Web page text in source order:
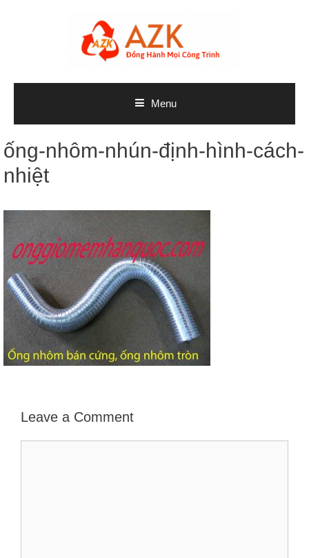
Menu
ống-nhôm-nhún-định-hình-cách-
nhiệt
Leave a Comment